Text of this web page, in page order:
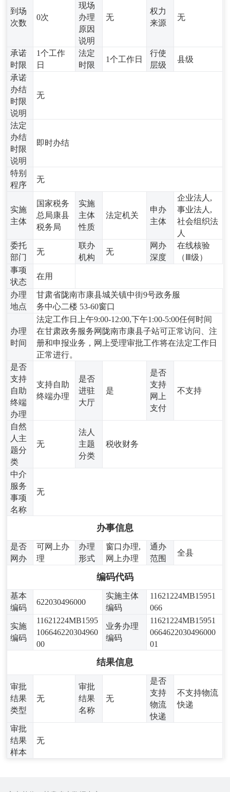
到场
次数
0次
现场
办理
原因
说明
无
权力
来源
无
承诺
时限
1个工作
日
法定
时限
1个工作日
行使
层级
县级
承诺
办结
时限
说明
无
法定
办结
时限
说明
即时办结
特别
程序
无
实施
主体
国家税务
总局康县
税务局
实施
主体
性质
法定机关
申办
主体
企业法人,
事业法人,
社会组织法
人
委托
部门
无
联办
机构
无
网办
深度
在线核验
（Ⅲ级）
事项
状态
在用
办理
地点
甘肃省陇南市康县城关镇中街9号政务服
务中心二楼 53-60窗口
办理
时间
法定工作日上午9:00-12:00,下午1:00-5:00任何时间
在甘肃政务服务网陇南市康县子站可正常访问、注
册和申报业务，网上受理审批工作将在法定工作日
正常进行。
是否
支持
自助
终端
办理
支持自助
终端办理
是否
进驻
大厅
是
是否
支持
网上
支付
不支持
自然
人主
题分
类
无
法人
主题
分类
税收财务
中介
服务
事项
名称
无
办事信息
是否
网办
可网上办
理
办理
形式
窗口办理,
网上办理
通办
范围
全县
编码代码
基本
编码
622030496000
实施主体
编码
11621224MB15951
066
实施
编码
11621224MB1595
106646220304960
00
业务办理
编码
11621224MB15951
0664622030496000
01
结果信息
审批
结果
类型
无
审批
结果
名称
无
是否
支持
物流
快递
不支持物流
快递
审批
结果
样本
无